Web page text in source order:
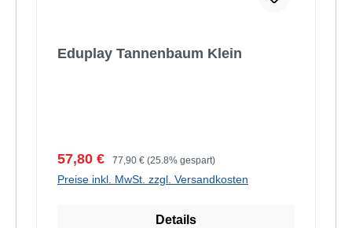
Eduplay Tannenbaum Klein
Verkaufspreis:
57,80 € Regulärer Preis:
77,90 € (25.8% gespart)
Preise inkl. MwSt. zzgl. Versandkosten
Details